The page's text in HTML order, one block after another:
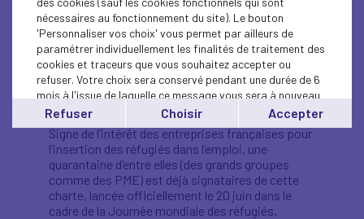
Le cabinet de conseil et think-tank Utopies s’est
associé à l’ONG Singa, qui accompagne de
nouveaux arrivants (personnes réfugiées,
demandeurs d’asile…) autour de projets sociaux,
professionnels et entrepreneuriaux, pour porter
la « Charte de l’inclusion des personnes réfugiées
Signe de l’intérêt des entreprises françaises pour
l’insertion des réfugiés dans l’emploi, une
quarantaine d’entre elles (des grands groupes
comme des PME) est déjà signataires de cette
charte, lancée officiellement le 20 juin dans le
cadre de la Journée mondiale des réfugiés.
nécessaires au fonctionnement du site). Le bouton
'Personnaliser vos choix' vous permet par ailleurs de
paramétrer individuellement les finalités de traitement des
cookies et traceurs que vous souhaitez accepter ou
refuser. Votre choix sera conservé pendant une durée de 6
mois à l'issue de laquelle ce message vous sera à nouveau
affiché..
Vous pouvez modifier votre choix à tout moment en
cliquant sur le lien 'cookies'en bas de page.
Refuser Choisir Accepter